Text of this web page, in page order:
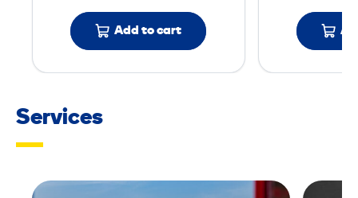
r
T
n
l
Add to cart
Services